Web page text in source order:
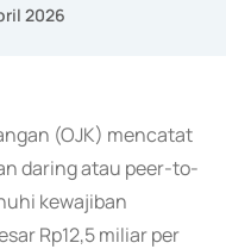
2026
(OJK) mencatat
daring atau peer-to-
kewajiban
Rp12,5 miliar per